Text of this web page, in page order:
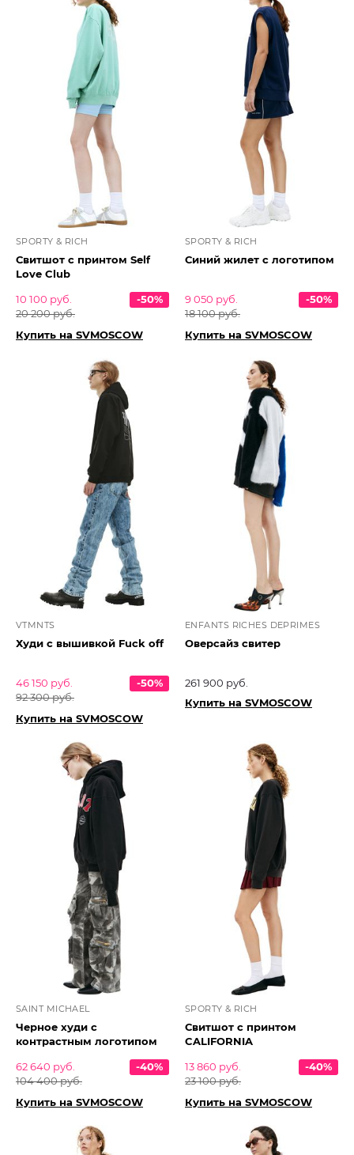
SPORTY & RICH
Свитшот с принтом Self
Love Club
10 100 руб.
20 200 руб.
-50%
Купить на SVMOSCOW
SPORTY & RICH
Синий жилет с логотипом
9 050 руб.
18 100 руб.
-50%
Купить на SVMOSCOW
VTMNTS
Худи с вышивкой Fuck off
46 150 руб.
92 300 руб.
-50%
Купить на SVMOSCOW
ENFANTS RICHES DEPRIMES
Оверсайз свитер
261 900 руб.
Купить на SVMOSCOW
SAINT MICHAEL
Черное худи с
контрастным логотипом
62 640 руб.
104 400 руб.
-40%
Купить на SVMOSCOW
SPORTY & RICH
Свитшот с принтом
CALIFORNIA
13 860 руб.
23 100 руб.
-40%
Купить на SVMOSCOW